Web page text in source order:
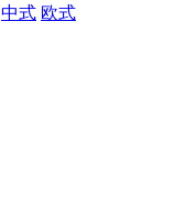
中式 欧式